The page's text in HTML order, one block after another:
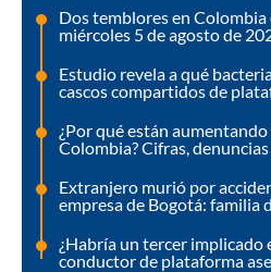
Dos temblores en Colombia
miércoles 5 de agosto de
Estudio revela a qué
cascos compartidos de
¿Por qué están
Colombia? Cifras,
Extranjero murió por
empresa de Bogotá: familia
¿Habría un tercer implicado
conductor de plataforma